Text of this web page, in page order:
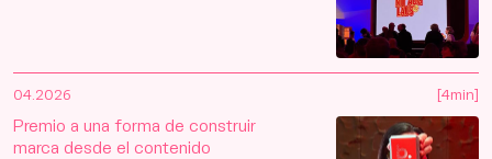
04.2026
Premio a una forma de construir
marca desde el contenido
[4min]